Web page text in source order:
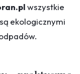
wszystkie
ekologicznymi